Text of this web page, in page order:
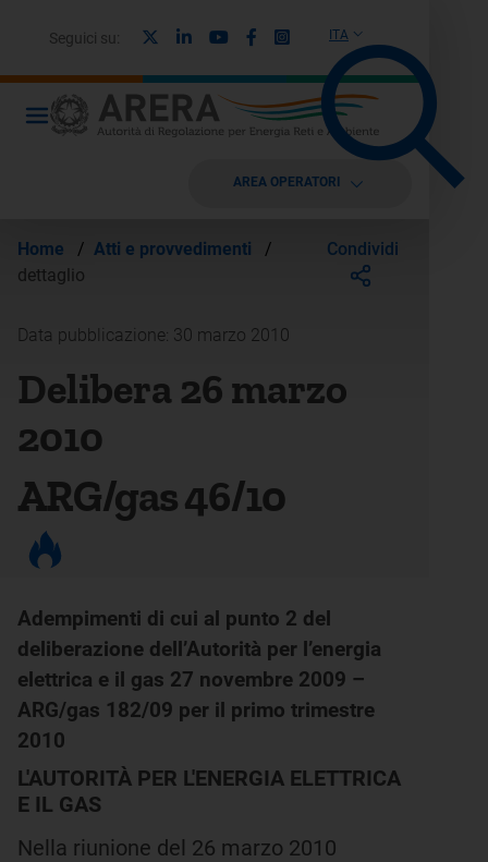
ITA
Seguici su: LinkedinYoutubeFacebook
Instagram
AREA OPERATORI
Home / Atti e provvedimenti
/
dettaglio
Condividi
Data pubblicazione: 30 marzo 2010
Delibera 26 marzo
2010
ARG/gas 46/10
Adempimenti di cui al punto 2 del
deliberazione dell’Autorità per l’energia
elettrica e il gas 27 novembre 2009 –
ARG/gas 182/09 per il primo trimestre
2010
L'AUTORITÀ PER L'ENERGIA ELETTRICA
E IL GAS
Nella riunione del 26 marzo 2010